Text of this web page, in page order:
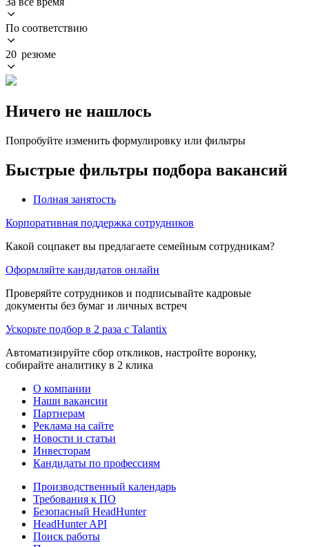
По соответствию
20 резюме
Ничего не нашлось
Попробуйте изменить формулировку или фильтры
Быстрые фильтры подбора вакансий
Полная занятость
Корпоративная поддержка сотрудников
Какой соцпакет вы предлагаете семейным сотрудникам?
Оформляйте кандидатов онлайн
Проверяйте сотрудников и подписывайте кадровые
документы без бумаг и личных встреч
Ускорьте подбор в 2 раза с Talantix
Автоматизируйте сбор откликов, настройте воронку,
собирайте аналитику в 2 клика
О компании
Наши вакансии
Партнерам
Реклама на сайте
Новости и статьи
Инвесторам
Кандидаты по профессиям
Производственный календарь
Требования к ПО
Безопасный HeadHunter
HeadHunter API
Поиск работы